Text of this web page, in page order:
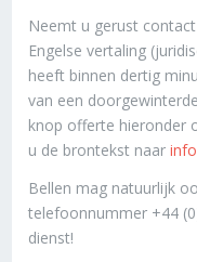
Neemt u gerust
Engelse vertaling
heeft binnen dertig
van een
knop offerte hieronder
u de brontekst naar
Bellen mag natuurlijk
telefoonnummer +44
dienst!